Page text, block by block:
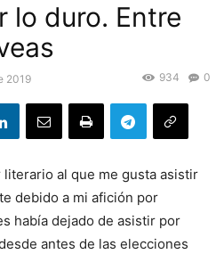
lo duro. Entre
2019 0
934
literario al que me gusta asistir
debido a mi afición por
había dejado de asistir por
antes de las elecciones